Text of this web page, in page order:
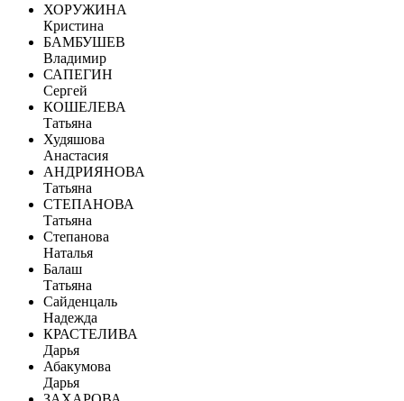
ХОРУЖИНА
Кристина
БАМБУШЕВ
Владимир
САПЕГИН
Сергей
КОШЕЛЕВА
Татьяна
Худяшова
Анастасия
АНДРИЯНОВА
Татьяна
СТЕПАНОВА
Татьяна
Степанова
Наталья
Балаш
Татьяна
Сайденцаль
Надежда
КРАСТЕЛИВА
Дарья
Абакумова
Дарья